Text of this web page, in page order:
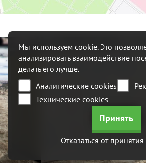
+7 (495) 215 09 52
117342, Россия, г.
Профсоюзная, 65 стр 1,
box@generator-aksa.com
с 08:00 до 19:00
Мы используем cookie. Это
анализировать взаимодействие
делать его лучше.
Аналитические cookies
Технические cookies
Отказаться от